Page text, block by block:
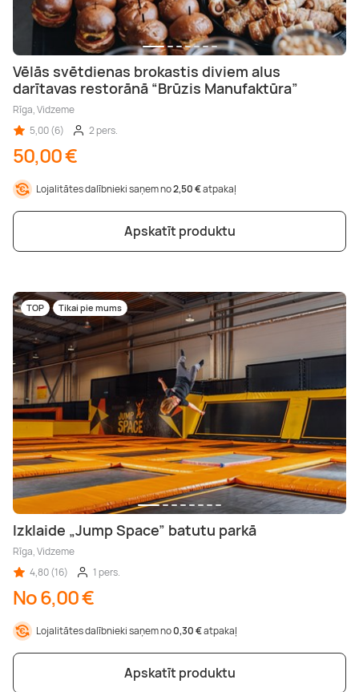
Vēlās svētdienas brokastis diviem alus
darītavas restorānā “Brūzis Manufaktūra”
Rīga, Vidzeme
5,00 (6)
2 pers.
50,00 €
Lojalitātes dalībnieki saņem no2,50 €atpakaļ
Apskatīt produktu
TOP Tikai pie mums
Izklaide „Jump Space” batutu parkā
Rīga, Vidzeme
4,80 (16)
1 pers.
No 6,00 €
Lojalitātes dalībnieki saņem no0,30 €atpakaļ
Apskatīt produktu